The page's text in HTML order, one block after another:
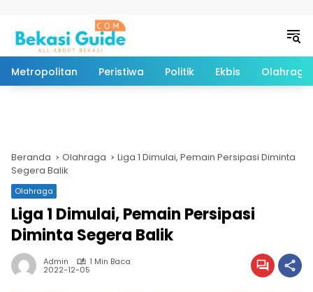
Metropolitan Peristiwa Politik Ekbis Olahraga
Beranda Olahraga
Liga 1 Dimulai, Pemain Persipasi Diminta
Segera Balik
Olahraga
Liga 1 Dimulai, Pemain Persipasi
Diminta Segera Balik
Admin 1 Min Baca
2022-12-05